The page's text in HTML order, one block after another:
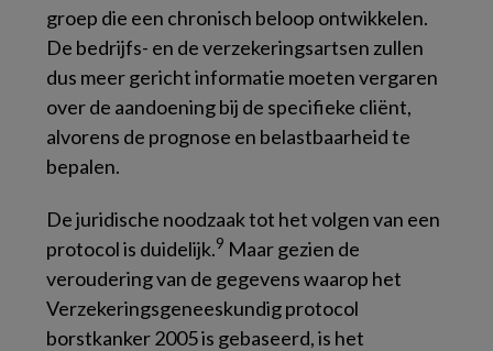
groep die een chronisch beloop ontwikkelen.
De bedrijfs- en de verzekeringsartsen zullen
dus meer gericht informatie moeten vergaren
over de aandoening bij de specifieke cliënt,
alvorens de prognose en belastbaarheid te
bepalen.
De juridische noodzaak tot het volgen van een
protocol is duidelijk.9 Maar gezien de
veroudering van de gegevens waarop het
Verzekeringsgeneeskundig protocol
borstkanker 2005is gebaseerd, is het